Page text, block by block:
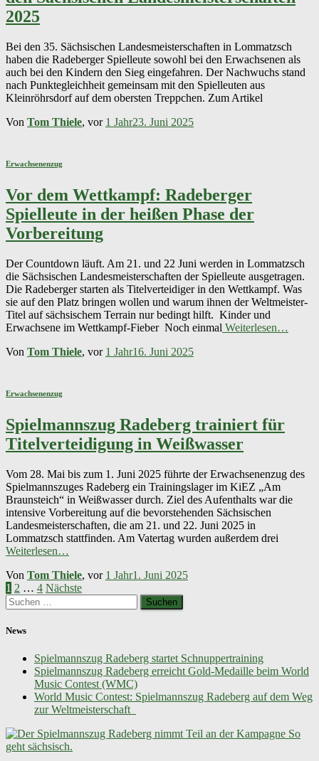
2025
Bei den 35. Sächsischen Landesmeisterschaften in Lommatzsch
haben die Radeberger Spielleute sowohl bei den Erwachsenen als
auch bei den Kindern den Sieg eingefahren. Der Nachwuchs stand
nach Punktegleichheit gemeinsam mit den Spielleuten aus
Kleinröhrsdorf auf dem obersten Treppchen. Zum Artikel
Von Tom Thiele, vor 1 Jahr23. Juni 2025
Erwachsenenzug
Vor dem Wettkampf: Radeberger
Spielleute in der heißen Phase der
Vorbereitung
Der Countdown läuft. Am 21. und 22 Juni werden in Lommatzsch
die Sächsischen Landesmeisterschaften der Spielleute ausgetragen.
Die Radeberger starten als Titelverteidiger in den Wettkampf. Was
sie auf den Platz bringen wollen und warum ihnen der Weltmeister-
Titel auf sächsischem Terrain nur bedingt hilft. Kinder und
Erwachsene im Wettkampf-Fieber Noch einmal Weiterlesen…
Von Tom Thiele, vor 1 Jahr16. Juni 2025
Erwachsenenzug
Spielmannszug Radeberg trainiert für
Titelverteidigung in Weißwasser
Vom 28. Mai bis zum 1. Juni 2025 führte der Erwachsenenzug des
Spielmannszuges Radeberg ein Trainingslager im KiEZ „Am
Braunsteich“ in Weißwasser durch. Ziel des Aufenthalts war die
intensive Vorbereitung auf die bevorstehenden Sächsischen
Landesmeisterschaften, die am 21. und 22. Juni 2025 in
Lommatzsch stattfinden. Am Vatertag wurden außerdem drei
Weiterlesen…
Von Tom Thiele, vor 1 Jahr1. Juni 2025
Seitennummerierung
der
Beiträge
1 2 … 4 Nächste
Suchen
nach:
News
Spielmannszug Radeberg startet Schnuppertraining
Spielmannszug Radeberg erreicht Gold-Medaille beim World
Music Contest (WMC)
World Music Contest: Spielmannszug Radeberg auf dem Weg
zur Weltmeisterschaft